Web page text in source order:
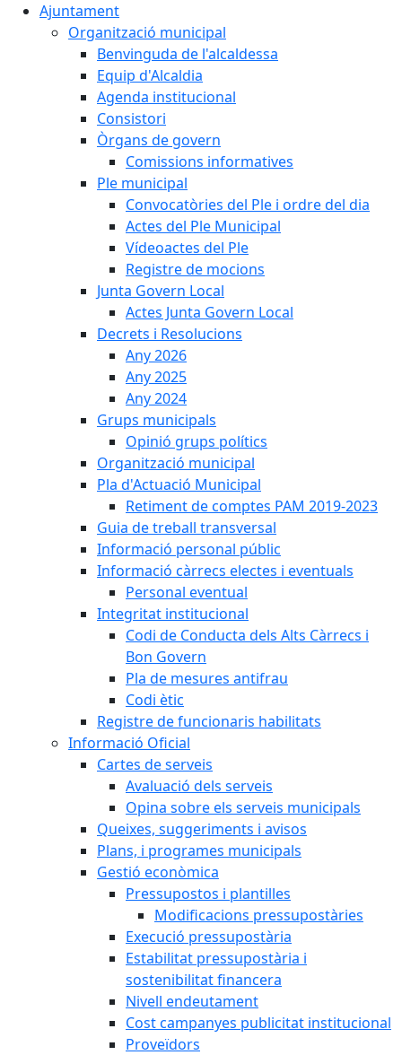
Ajuntament
Organització municipal
Benvinguda de l'alcaldessa
Equip d'Alcaldia
Agenda institucional
Consistori
Òrgans de govern
Comissions informatives
Ple municipal
Convocatòries del Ple i ordre del dia
Actes del Ple Municipal
Vídeoactes del Ple
Registre de mocions
Junta Govern Local
Actes Junta Govern Local
Decrets i Resolucions
Any 2026
Any 2025
Any 2024
Grups municipals
Opinió grups polítics
Organització municipal
Pla d'Actuació Municipal
Retiment de comptes PAM 2019-2023
Guia de treball transversal
Informació personal públic
Informació càrrecs electes i eventuals
Personal eventual
Integritat institucional
Codi de Conducta dels Alts Càrrecs i
Bon Govern
Pla de mesures antifrau
Codi ètic
Registre de funcionaris habilitats
Informació Oficial
Cartes de serveis
Avaluació dels serveis
Opina sobre els serveis municipals
Queixes, suggeriments i avisos
Plans, i programes municipals
Gestió econòmica
Pressupostos i plantilles
Modificacions pressupostàries
Execució pressupostària
Estabilitat pressupostària i
sostenibilitat financera
Nivell endeutament
Cost campanyes publicitat institucional
Proveïdors